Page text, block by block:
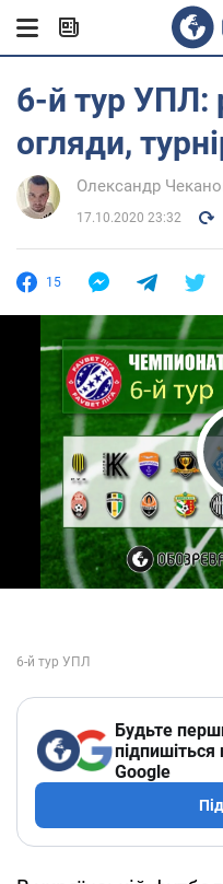
6-й тур УПЛ:
огляди,
Олександр
17.10.2020 23:32
15
Будьте
Google